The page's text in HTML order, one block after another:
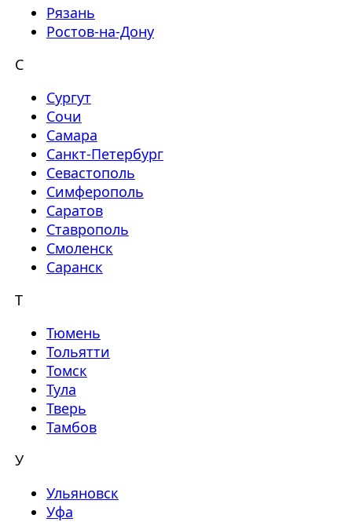
Рязань
Ростов-на-Дону
С
Сургут
Сочи
Самара
Санкт-Петербург
Севастополь
Симферополь
Саратов
Ставрополь
Смоленск
Саранск
Т
Тюмень
Тольятти
Томск
Тула
Тверь
Тамбов
У
Ульяновск
Уфа